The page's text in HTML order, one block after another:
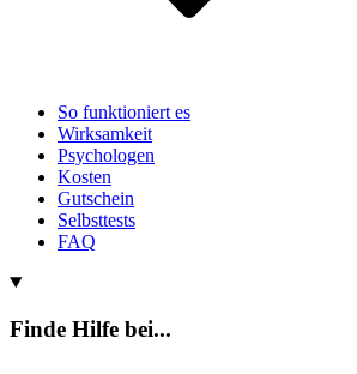
So funktioniert es
Wirksamkeit
Psychologen
Kosten
Gutschein
Selbsttests
FAQ
Finde Hilfe bei...